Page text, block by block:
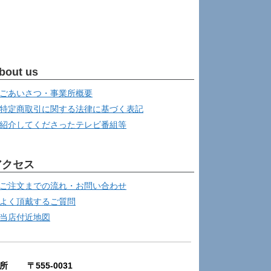
us
ごあいさつ・事業所概要
特定商取引に関する法律に基づく表記
紹介してくださったテレビ番組等
セス
ご注文までの流れ・お問い合わせ
よく頂戴するご質問
当店付近地図
所 〒555-0031